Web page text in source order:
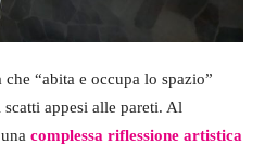
“abita e occupa lo spazio”
appesi alle pareti. Al
complessa riflessione artistica